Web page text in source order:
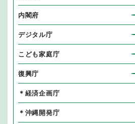
内閣府
デジタル庁
こども家庭庁
復興庁
＊経済企画庁
＊沖縄開発庁